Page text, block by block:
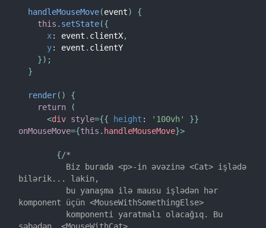
handleMouseMove(event)
{
this . setState({
x: event . clientX,
y: event . clientY
}) ;
}
render( )
{
return
(
<div style={{ height : '100vh' }}
onMouseMove={this . handleMouseMove}>
{/*
bilərik... lakin,
komponent üçün <MouseWithSomethingElse>